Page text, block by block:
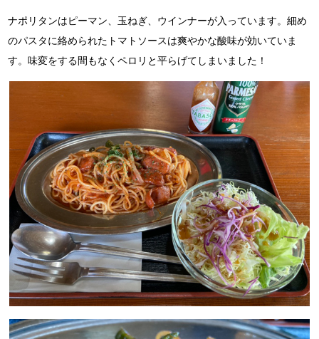
ナポリタンはピーマン、玉ねぎ、ウインナーが入っています。細め
のパスタに絡められたトマトソースは爽やかな酸味が効いていま
す。味変をする間もなくペロリと平らげてしまいました！